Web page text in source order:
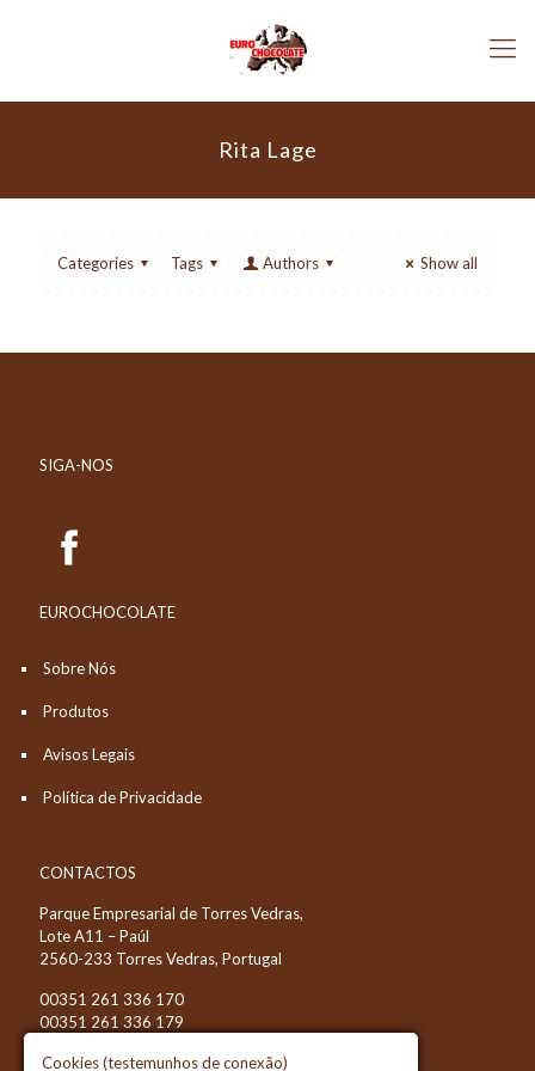
Rita Lage
Categories Tags Authors Show all
SIGA-NOS
EUROCHOCOLATE
Sobre Nós
Produtos
Avisos Legais
Política de Privacidade
CONTACTOS
Parque Empresarial de Torres Vedras,
Lote A11 – Paúl
2560-233 Torres Vedras, Portugal
00351 261 336 170
00351 261 336 179
Cookies (testemunhos de conexão)